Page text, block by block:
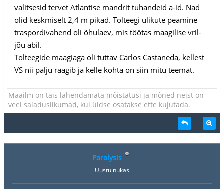
valitsesid tervet Atlantise mandrit tuhandeid a-id. Nad
olid keskmiselt 2,4 m pikad. Tolteegi ülikute peamine
traspordivahend oli õhulaev, mis töötas maagilise vril-
jõu abil.
Tolteegide maagiaga oli tuttav Carlos Castaneda, kellest
VS nii palju räägib ja kelle kohta on siin mitu teemat.
Maailm on täis lahendamata mõistatusi ja mõned neist on
veel saladuslikumad, kui üldse osatakse ette kujutada.
Paralysis
Uustulnukas